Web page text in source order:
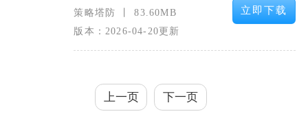
策略塔防
83.60MB
版本：2026-04-20更新
立即下载
上一页 下一页